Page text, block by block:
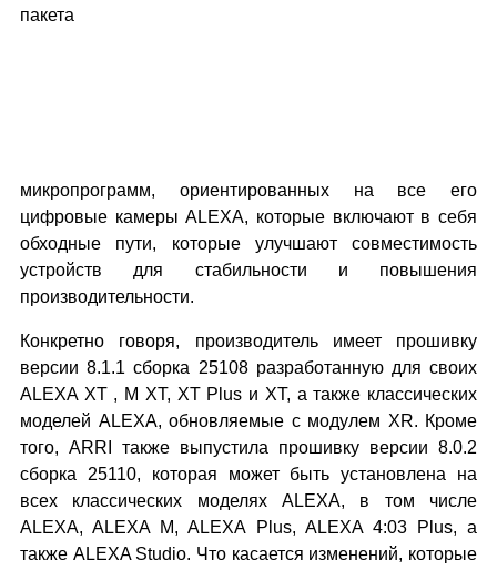
пакета
микропрограмм, ориентированных на все его
цифровые камеры ALEXA, которые включают в себя
обходные пути, которые улучшают совместимость
устройств для стабильности и повышения
производительности.
Конкретно говоря, производитель имеет прошивку
версии 8.1.1 сборка 25108 разработанную для своих
ALEXA XT , M XT, XT Plus и XT, а также классических
моделей ALEXA, обновляемые с модулем XR. Кроме
того, ARRI также выпустила прошивку версии 8.0.2
сборка 25110, которая может быть установлена на
всех классических моделях ALEXA, в том числе
ALEXA, ALEXA M, ALEXA Plus, ALEXA 4:03 Plus, а
также ALEXA Studio. Что касается изменений, которые